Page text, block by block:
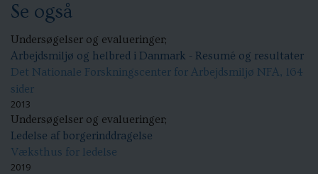
Se også
Undersøgelser og evalueringer;
Arbejdsmiljø og helbred i Danmark - Resumé og resultater
Det Nationale Forskningscenter for Arbejdsmiljø NFA, 164
sider
2013
Undersøgelser og evalueringer;
Ledelse af borgerinddragelse
Væksthus for ledelse
2019